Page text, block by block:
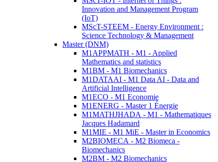
Innovation and Management Program
(IoT)
MScT-STEEM - Energy Environment :
Science Technology & Management
Master (DNM)
M1APPMATH - M1 - Applied
Mathematics and statistics
M1BM - M1 Biomechanics
M1DATAAI - M1 Data AI - Data and
Artificial Intelligence
M1ECO - M1 Economie
M1ENERG - Master 1 Énergie
M1MATHJHADA - M1 - Mathematiques
Jacques Hadamard
M1MIE - M1 MiE - Master in Economics
M2BIOMECA - M2 Biomeca -
Biomechanics
M2BM - M2 Biomechanics